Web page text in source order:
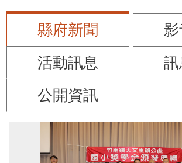
縣府新聞
活動訊息
訊
公開資訊